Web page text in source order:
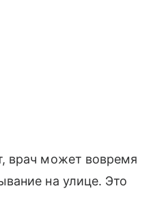
врач может вовремя
на улице. Это